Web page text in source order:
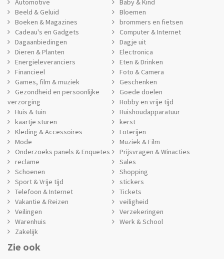
Automotive
Baby & Kind
Beeld & Geluid
Bloemen
Boeken & Magazines
brommers en fietsen
Cadeau's en Gadgets
Computer & Internet
Dagaanbiedingen
Dagje uit
Dieren & Planten
Electronica
Energieleveranciers
Eten & Drinken
Financieel
Foto & Camera
Games, film & muziek
Geschenken
Gezondheid en persoonlijke
verzorging
Goede doelen
Hobby en vrije tijd
Huis & tuin
Huishoudapparatuur
kaartje sturen
kerst
Kleding & Accessoires
Loterijen
Mode
Muziek & Film
Onderzoeks panels & Enquetes
Prijsvragen & Winacties
reclame
Sales
Schoenen
Shopping
Sport & Vrije tijd
stickers
Telefoon & Internet
Tickets
Vakantie & Reizen
veiligheid
Veilingen
Verzekeringen
Warenhuis
Werk & School
Zakelijk
Zie ook